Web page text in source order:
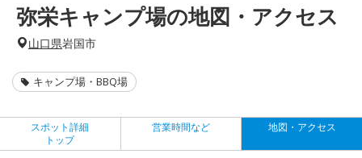
弥栄キャンプ場の地図・アクセス
山口県岩国市
キャンプ場・BBQ場
スポット詳細
トップ
営業時間など 地図・アクセス